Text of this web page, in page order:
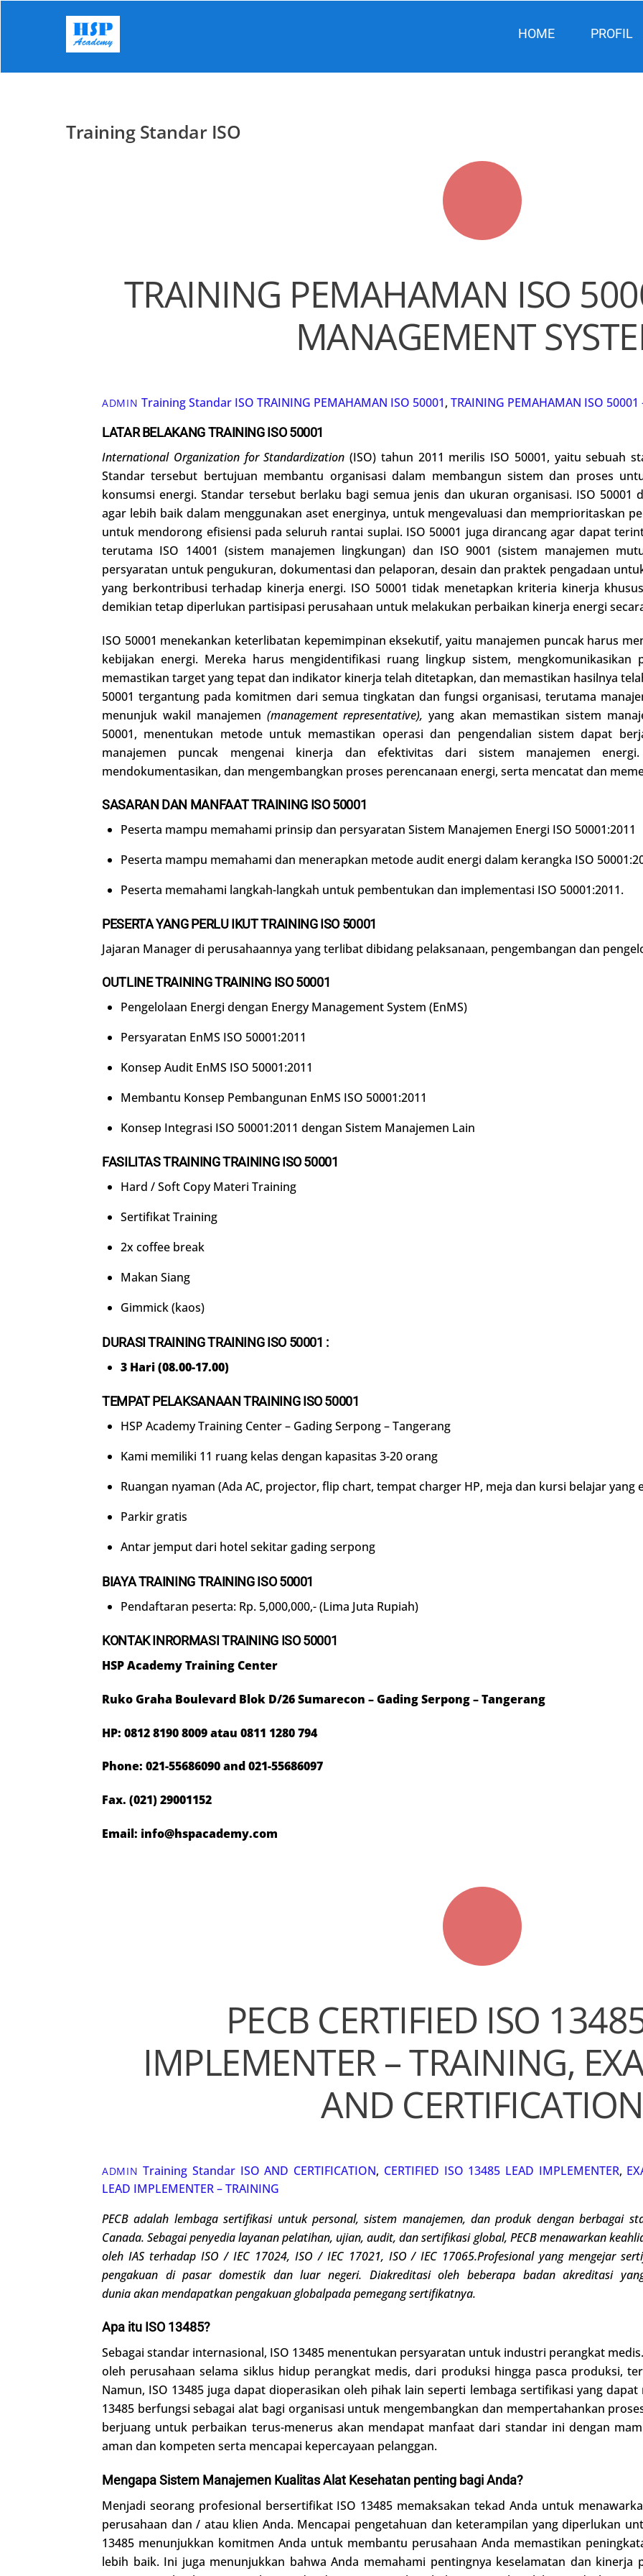
HOME PROFIL
Training Standar ISO
TRAINING PEMAHAMAN ISO
MANAGEMENT
ADMIN Training Standar ISO TRAINING PEMAHAMAN ISO 50001, TRAINING PEMAHAMAN ISO 50001
LATAR BELAKANG TRAINING ISO 50001
International Organization for Standardization (ISO) tahun 2011 merilis ISO 50001, yaitu sebuah
Standar tersebut bertujuan membantu organisasi dalam membangun sistem dan proses
konsumsi energi. Standar tersebut berlaku bagi semua jenis dan ukuran organisasi. ISO 50001
agar lebih baik dalam menggunakan aset energinya, untuk mengevaluasi dan memprioritaskan
untuk mendorong efisiensi pada seluruh rantai suplai. ISO 50001 juga dirancang agar dapat
terutama ISO 14001 (sistem manajemen lingkungan) dan ISO 9001 (sistem manajemen
persyaratan untuk pengukuran, dokumentasi dan pelaporan, desain dan praktek pengadaan
yang berkontribusi terhadap kinerja energi. ISO 50001 tidak menetapkan kriteria kinerja
demikian tetap diperlukan partisipasi perusahaan untuk melakukan perbaikan kinerja energi
ISO 50001 menekankan keterlibatan kepemimpinan eksekutif, yaitu manajemen puncak harus
kebijakan energi. Mereka harus mengidentifikasi ruang lingkup sistem, mengkomunikasikan
memastikan target yang tepat dan indikator kinerja telah ditetapkan, dan memastikan hasilnya
50001 tergantung pada komitmen dari semua tingkatan dan fungsi organisasi, terutama
menunjuk wakil manajemen (management representative), yang akan memastikan sistem
50001, menentukan metode untuk memastikan operasi dan pengendalian sistem dapat
manajemen puncak mengenai kinerja dan efektivitas dari sistem manajemen
mendokumentasikan, dan mengembangkan proses perencanaan energi, serta mencatat dan
SASARAN DAN MANFAAT TRAINING ISO 50001
Peserta mampu memahami prinsip dan persyaratan Sistem Manajemen Energi ISO 50001:2011
Peserta mampu memahami dan menerapkan metode audit energi dalam kerangka ISO
Peserta memahami langkah-langkah untuk pembentukan dan implementasi ISO 50001:2011.
PESERTA YANG PERLU IKUT TRAINING ISO 50001
Jajaran Manager di perusahaannya yang terlibat dibidang pelaksanaan, pengembangan dan
OUTLINE TRAININGTRAINING ISO 50001
Pengelolaan Energi dengan Energy Management System (EnMS)
Persyaratan EnMS ISO 50001:2011
Konsep Audit EnMS ISO 50001:2011
Membantu Konsep Pembangunan EnMS ISO 50001:2011
Konsep Integrasi ISO 50001:2011 dengan Sistem Manajemen Lain
FASILITAS TRAININGTRAINING ISO 50001
Hard / Soft Copy Materi Training
Sertifikat Training
2x coffee break
Makan Siang
Gimmick (kaos)
DURASI TRAININGTRAINING ISO 50001 :
3 Hari (08.00-17.00)
TEMPAT PELAKSANAAN TRAINING ISO 50001
HSP Academy Training Center – Gading Serpong – Tangerang
Kami memiliki 11 ruang kelas dengan kapasitas 3-20 orang
Ruangan nyaman (Ada AC, projector, flip chart, tempat charger HP, meja dan kursi belajar yang
Parkir gratis
Antar jemput dari hotel sekitar gading serpong
BIAYA TRAINING TRAINING ISO 50001
Pendaftaran peserta: Rp. 5,000,000,- (Lima Juta Rupiah)
KONTAK INRORMASI TRAINING ISO 50001
HSP Academy Training Center
Ruko Graha Boulevard Blok D/26 Sumarecon – Gading Serpong – Tangerang
HP: 0812 8190 8009 atau 0811 1280 794
Phone: 021-55686090 and 021-55686097
Fax. (021) 29001152
Email: info@hspacademy.com
PECB CERTIFIED ISO
IMPLEMENTER – TRAINING,
AND CERTIFICATION
ADMIN Training Standar ISO AND CERTIFICATION, CERTIFIED ISO 13485 LEAD IMPLEMENTER,
LEAD IMPLEMENTER – TRAINING
PECB adalah lembaga sertifikasi untuk personal, sistem manajemen, dan produk dengan berbagai
Canada. Sebagai penyedia layanan pelatihan, ujian, audit, dan sertifikasi global, PECB menawarkan
oleh IAS terhadap ISO / IEC 17024, ISO / IEC 17021, ISO / IEC 17065.Profesional yang mengejar
pengakuan di pasar domestik dan luar negeri. Diakreditasi oleh beberapa badan akreditasi
duniaakanmendapatkanpengakuan globalpada pemegang sertifikatnya.
Apa itu ISO 13485?
Sebagai standar internasional, ISO 13485 menentukan persyaratan untuk industri perangkat
oleh perusahaan selama siklus hidup perangkat medis, dari produksi hingga pasca produksi,
Namun, ISO 13485 juga dapat dioperasikan oleh pihak lain seperti lembaga sertifikasi yang
13485 berfungsi sebagai alat bagi organisasi untuk mengembangkan dan mempertahankan
berjuang untuk perbaikan terus-menerus akan mendapat manfaat dari standar ini dengan
aman dan kompeten serta mencapai kepercayaan pelanggan.
Mengapa Sistem Manajemen Kualitas Alat Kesehatan penting bagi Anda?
Menjadi seorang profesional bersertifikat ISO 13485 memaksakan tekad Anda untuk
perusahaan dan / atau klien Anda. Mencapai pengetahuan dan keterampilan yang diperlukan
13485 menunjukkan komitmen Anda untuk membantu perusahaan Anda memastikan
lebih baik. Ini juga menunjukkan bahwa Anda memahami pentingnya keselamatan dan kinerja